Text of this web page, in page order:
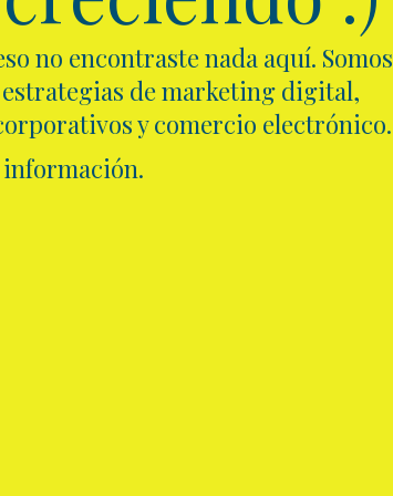
no encontraste nada aquí. Somos
de marketing digital,
y comercio electrónico.